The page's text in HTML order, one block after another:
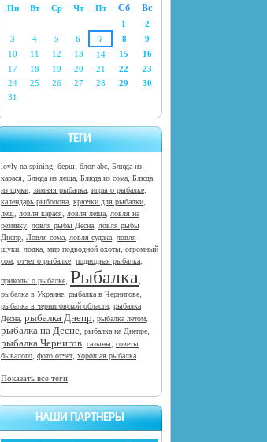
Пн
Вт Ср Чт Пт Сб Вс
1
2
3
4 5 6 7 8
9
10
11 12 13 14 15
16
17
18 19 20 21 22
23
24
25 26 27 28 29
30
31
ТЕГИ
lovly-na-spining, берш, блог abc, Блюда из
карася, Блюда из леща, Блюда из сома, Блюда
из щуки, зимняя рыбалка, игры о рыбалке,
календарь рыболова, крючки для рыбалки,
лещ, ловля карася, ловля леща, ловля на
резинку, ловля рыбы Десна, ловля рыбы
Днепр, Ловля сома, ловля судака, ловля
щуки, лодка, мир подводной охоты, огромный
сом, отчет о рыбалке, подводная рыбалка,
приколы о рыбалке, Рыбалка,
рыбалка в Украине, рыбалка в Чернигове,
рыбалка в черниговской области, рыбалка
Десна, рыбалка Днепр, рыбалка летом,
рыбалка на Десне, рыбалка на Днепре,
рыбалка Чернигов, сазыны, советы
бывалого, фото отчет, хорошая рыбалка
Показать все теги
НАШИ ПАРТНЕРЫ